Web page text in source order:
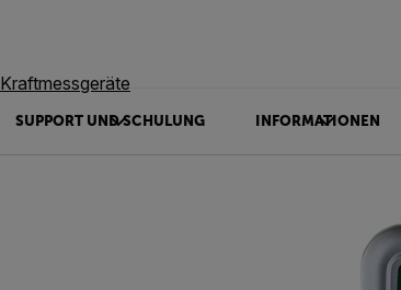
SUPPORT UND SCHULUNG INFORMATIONEN
Kraftmessgeräte